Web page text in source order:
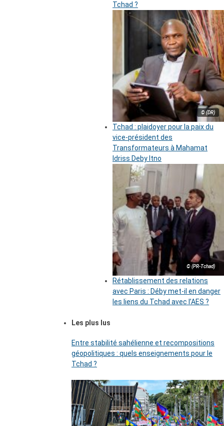
Tchad ?
© (DR)
Tchad : plaidoyer pour la paix du
vice-président des
Transformateurs à Mahamat
Idriss Deby Itno
© (PR-Tchad)
Rétablissement des relations
avec Paris : Déby met-il en danger
les liens du Tchad avec l’AES ?
Les plus lus
Entre stabilité sahélienne et recompositions
géopolitiques : quels enseignements pour le
Tchad ?